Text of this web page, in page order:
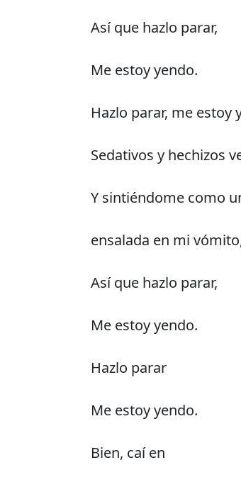
Así que hazlo parar,
Me estoy yendo.
Hazlo parar, me estoy
Sedativos y hechizos
Y sintiéndome como
ensalada en mi
Así que hazlo parar,
Me estoy yendo.
Hazlo parar
Me estoy yendo.
Bien, caí en